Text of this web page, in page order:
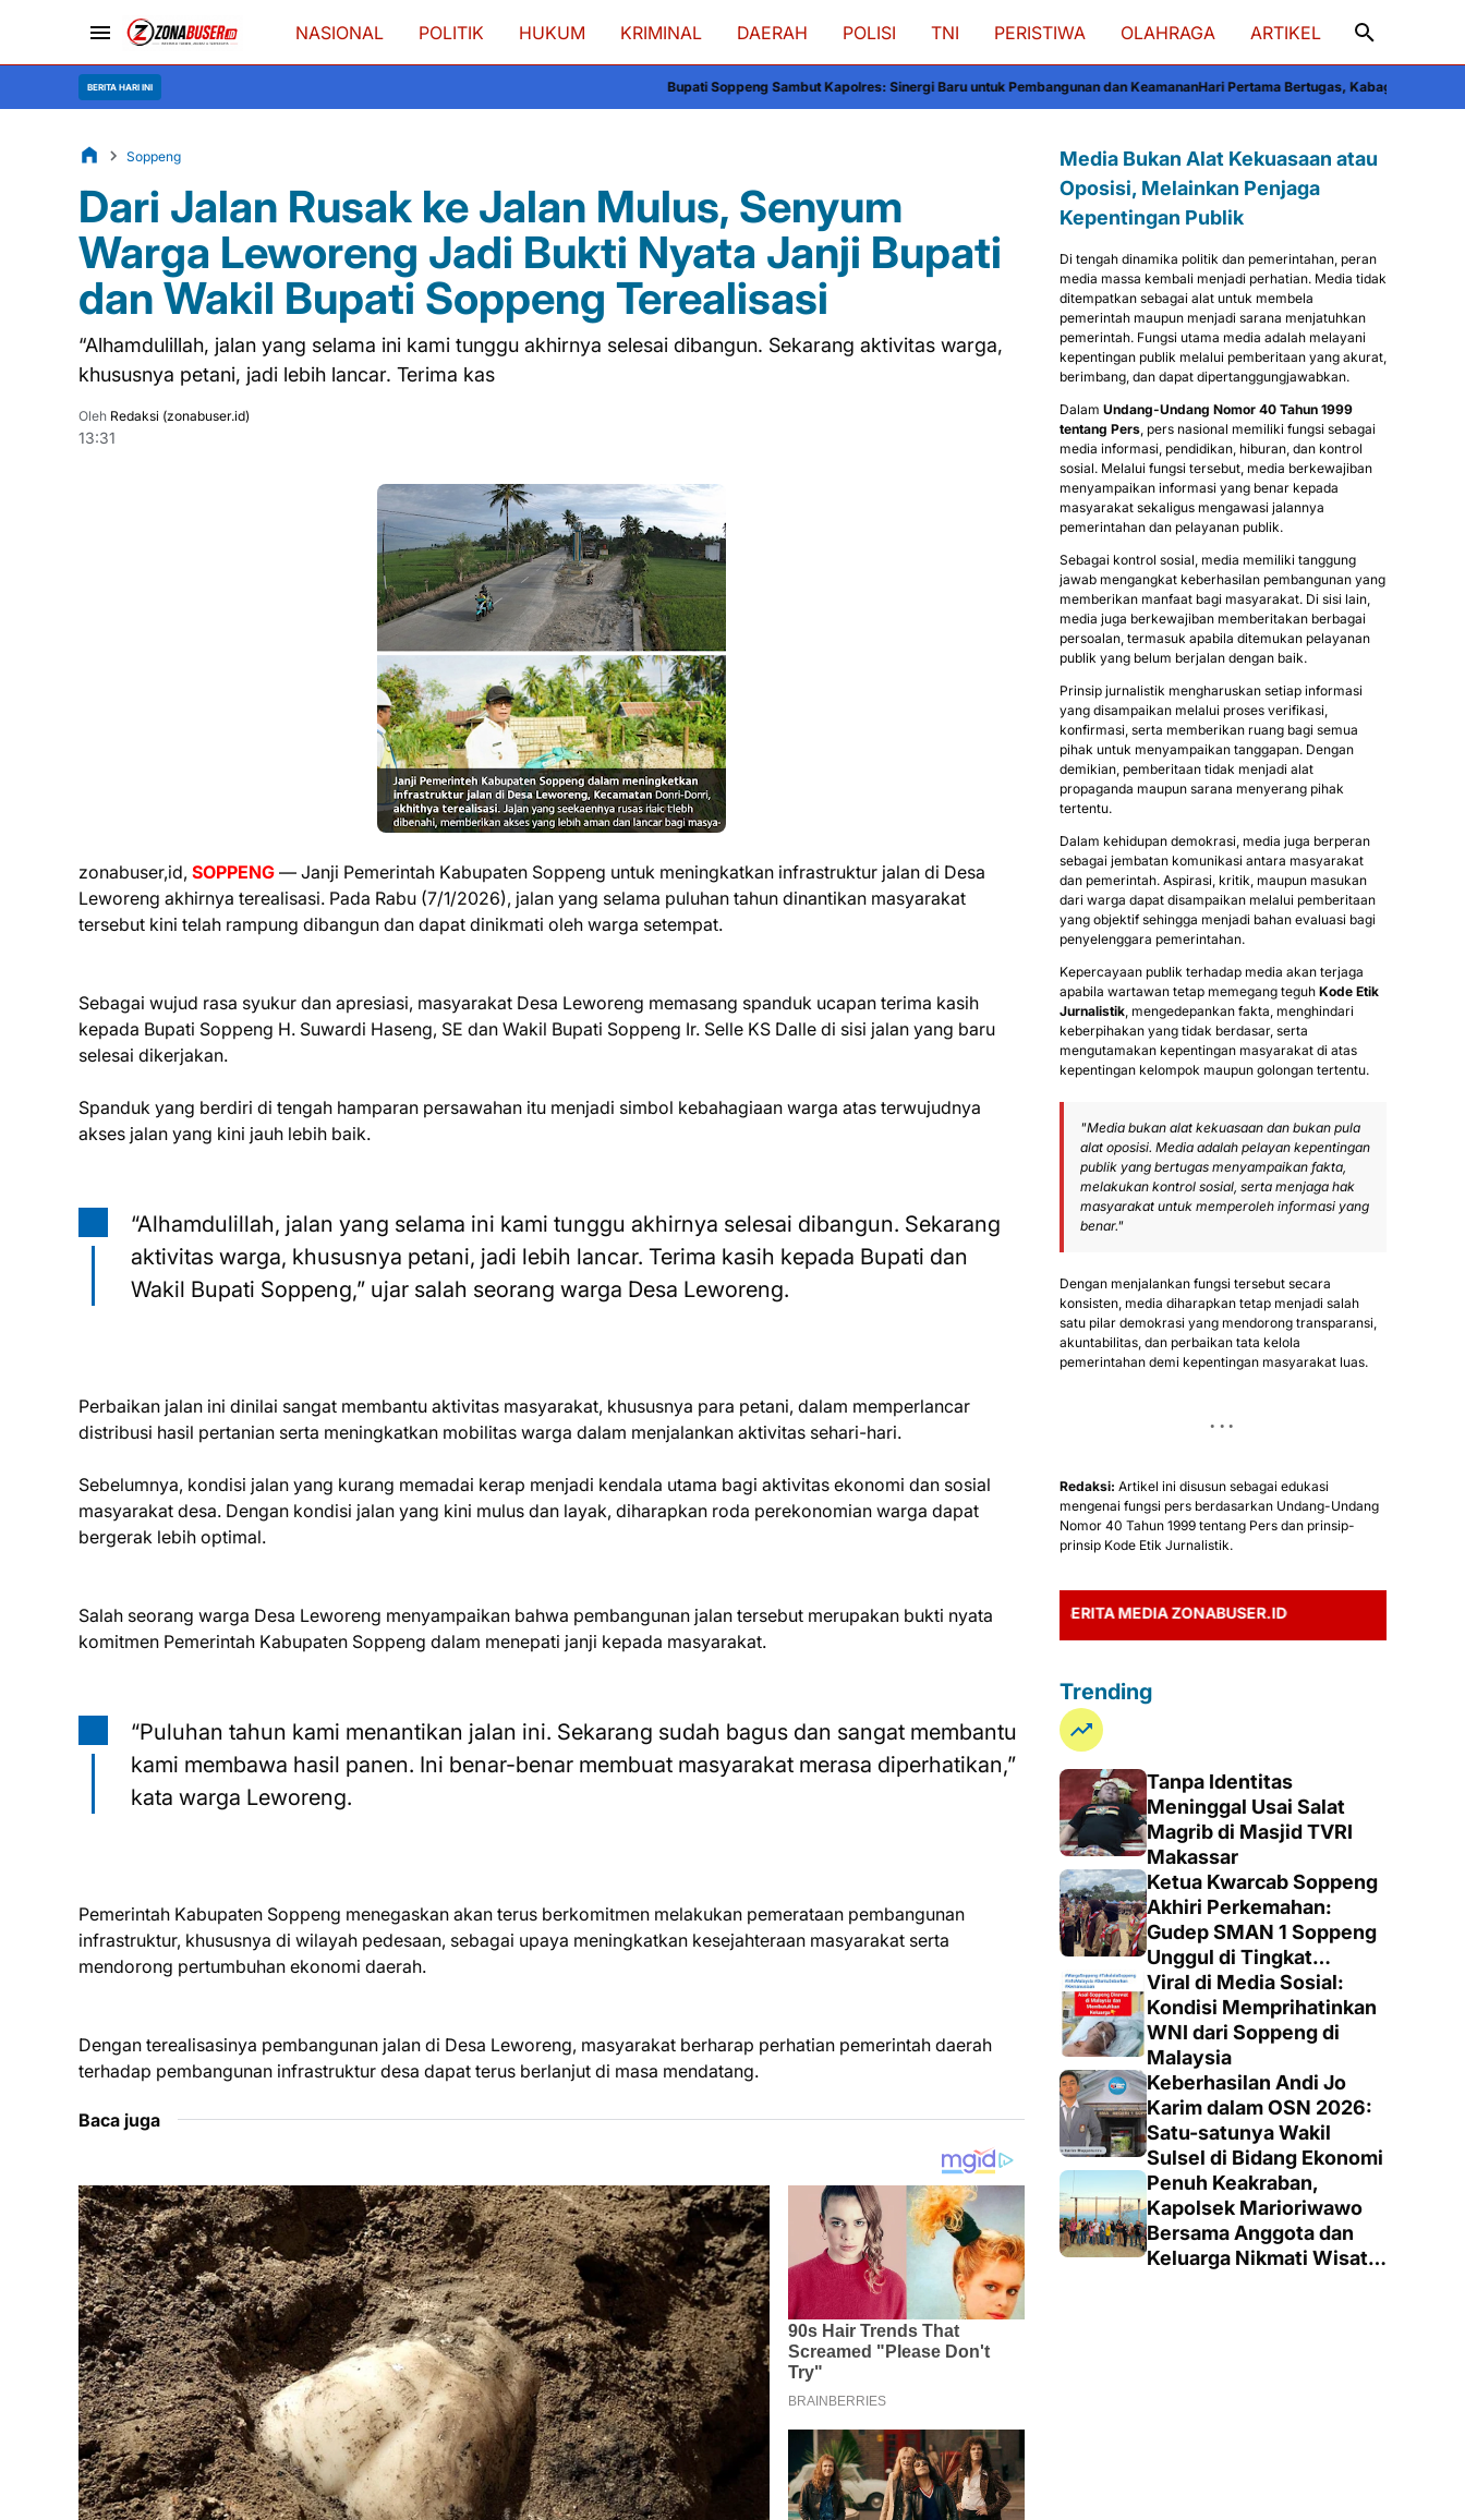
NASIONAL POLITIK HUKUM KRIMINAL DAERAH POLISI TNI PERISTIWA OLAHRAGA ARTIKEL
BERITA HARI INI Bupati Soppeng Sambut Kapolres: Sinergi Baru untuk Pembangunan dan KeamananHari Pertama Bertugas, Kabagbinkar Biro SDM Polda Sulsel
Soppeng
Dari Jalan Rusak ke Jalan Mulus, Senyum
Warga Leworeng Jadi Bukti Nyata Janji Bupati
dan Wakil Bupati Soppeng Terealisasi
“Alhamdulillah, jalan yang selama ini kami tunggu akhirnya selesai dibangun. Sekarang aktivitas warga,
khususnya petani, jadi lebih lancar. Terima kas
Oleh Redaksi (zonabuser.id)
13:31
zonabuser,id, SOPPENG — Janji Pemerintah Kabupaten Soppeng untuk meningkatkan infrastruktur jalan di Desa
Leworeng akhirnya terealisasi. Pada Rabu (7/1/2026), jalan yang selama puluhan tahun dinantikan masyarakat
tersebut kini telah rampung dibangun dan dapat dinikmati oleh warga setempat.
Sebagai wujud rasa syukur dan apresiasi, masyarakat Desa Leworeng memasang spanduk ucapan terima kasih
kepada Bupati Soppeng H. Suwardi Haseng, SE dan Wakil Bupati Soppeng Ir. Selle KS Dalle di sisi jalan yang baru
selesai dikerjakan.
Spanduk yang berdiri di tengah hamparan persawahan itu menjadi simbol kebahagiaan warga atas terwujudnya
akses jalan yang kini jauh lebih baik.
“Alhamdulillah, jalan yang selama ini kami tunggu akhirnya selesai dibangun. Sekarang
aktivitas warga, khususnya petani, jadi lebih lancar. Terima kasih kepada Bupati dan
Wakil Bupati Soppeng,” ujar salah seorang warga Desa Leworeng.
Perbaikan jalan ini dinilai sangat membantu aktivitas masyarakat, khususnya para petani, dalam memperlancar
distribusi hasil pertanian serta meningkatkan mobilitas warga dalam menjalankan aktivitas sehari-hari.
Sebelumnya, kondisi jalan yang kurang memadai kerap menjadi kendala utama bagi aktivitas ekonomi dan sosial
masyarakat desa. Dengan kondisi jalan yang kini mulus dan layak, diharapkan roda perekonomian warga dapat
bergerak lebih optimal.
Salah seorang warga Desa Leworeng menyampaikan bahwa pembangunan jalan tersebut merupakan bukti nyata
komitmen Pemerintah Kabupaten Soppeng dalam menepati janji kepada masyarakat.
“Puluhan tahun kami menantikan jalan ini. Sekarang sudah bagus dan sangat membantu
kami membawa hasil panen. Ini benar-benar membuat masyarakat merasa diperhatikan,”
kata warga Leworeng.
Pemerintah Kabupaten Soppeng menegaskan akan terus berkomitmen melakukan pemerataan pembangunan
infrastruktur, khususnya di wilayah pedesaan, sebagai upaya meningkatkan kesejahteraan masyarakat serta
mendorong pertumbuhan ekonomi daerah.
Dengan terealisasinya pembangunan jalan di Desa Leworeng, masyarakat berharap perhatian pemerintah daerah
terhadap pembangunan infrastruktur desa dapat terus berlanjut di masa mendatang.
Baca juga
Media Bukan Alat Kekuasaan atau
Oposisi, Melainkan Penjaga
Kepentingan Publik
Di tengah dinamika politik dan pemerintahan, peran
media massa kembali menjadi perhatian. Media tidak
ditempatkan sebagai alat untuk membela
pemerintah maupun menjadi sarana menjatuhkan
pemerintah. Fungsi utama media adalah melayani
kepentingan publik melalui pemberitaan yang akurat,
berimbang, dan dapat dipertanggungjawabkan.
Dalam Undang-Undang Nomor 40 Tahun 1999
tentang Pers, pers nasional memiliki fungsi sebagai
media informasi, pendidikan, hiburan, dan kontrol
sosial. Melalui fungsi tersebut, media berkewajiban
menyampaikan informasi yang benar kepada
masyarakat sekaligus mengawasi jalannya
pemerintahan dan pelayanan publik.
Sebagai kontrol sosial, media memiliki tanggung
jawab mengangkat keberhasilan pembangunan yang
memberikan manfaat bagi masyarakat. Di sisi lain,
media juga berkewajiban memberitakan berbagai
persoalan, termasuk apabila ditemukan pelayanan
publik yang belum berjalan dengan baik.
Prinsip jurnalistik mengharuskan setiap informasi
yang disampaikan melalui proses verifikasi,
konfirmasi, serta memberikan ruang bagi semua
pihak untuk menyampaikan tanggapan. Dengan
demikian, pemberitaan tidak menjadi alat
propaganda maupun sarana menyerang pihak
tertentu.
Dalam kehidupan demokrasi, media juga berperan
sebagai jembatan komunikasi antara masyarakat
dan pemerintah. Aspirasi, kritik, maupun masukan
dari warga dapat disampaikan melalui pemberitaan
yang objektif sehingga menjadi bahan evaluasi bagi
penyelenggara pemerintahan.
Kepercayaan publik terhadap media akan terjaga
apabila wartawan tetap memegang teguh Kode Etik
Jurnalistik, mengedepankan fakta, menghindari
keberpihakan yang tidak berdasar, serta
mengutamakan kepentingan masyarakat di atas
kepentingan kelompok maupun golongan tertentu.
"Media bukan alat kekuasaan dan bukan pula
alat oposisi. Media adalah pelayan kepentingan
publik yang bertugas menyampaikan fakta,
melakukan kontrol sosial, serta menjaga hak
masyarakat untuk memperoleh informasi yang
benar."
Dengan menjalankan fungsi tersebut secara
konsisten, media diharapkan tetap menjadi salah
satu pilar demokrasi yang mendorong transparansi,
akuntabilitas, dan perbaikan tata kelola
pemerintahan demi kepentingan masyarakat luas.
Redaksi: Artikel ini disusun sebagai edukasi
mengenai fungsi pers berdasarkan Undang-Undang
Nomor 40 Tahun 1999 tentang Pers dan prinsip-
prinsip Kode Etik Jurnalistik.
TERIMA KASIH TELAH MEMBACA BERITA MEDIA ZONABUSER.ID
Trending
Tanpa Identitas
Meninggal Usai Salat
Magrib di Masjid TVRI
Makassar
Ketua Kwarcab Soppeng
Akhiri Perkemahan:
Gudep SMAN 1 Soppeng
Unggul di Tingkat
Penegak
Viral di Media Sosial:
Kondisi Memprihatinkan
WNI dari Soppeng di
Malaysia
Keberhasilan Andi Jo
Karim dalam OSN 2026:
Satu-satunya Wakil
Sulsel di Bidang Ekonomi
Penuh Keakraban,
Kapolsek Marioriwawo
Bersama Anggota dan
Keluarga Nikmati Wisata